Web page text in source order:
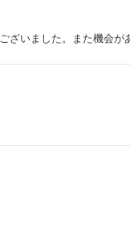
ざいました。また機会